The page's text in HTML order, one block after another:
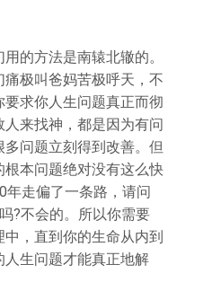
的方法是南辕北辙的。
极叫爸妈苦极呼天，不
求你人生问题真正而彻
来找神，都是因为有问
问题立刻得到改善。但
本问题绝对没有这么快
年走偏了一条路，请问
?不会的。所以你需要
，直到你的生命从内到
生问题才能真正地解